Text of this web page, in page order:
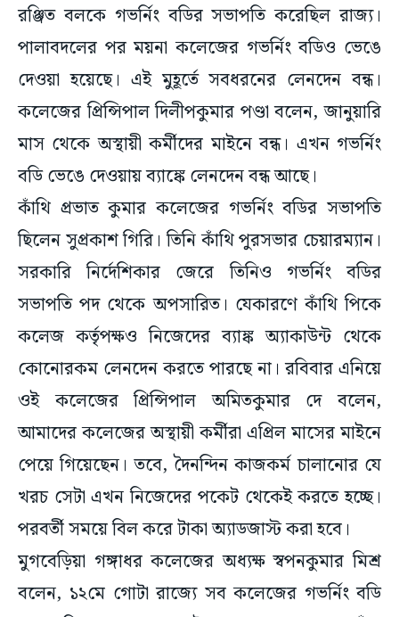
রঞ্জিত বলকে গভর্নিং বডির সভাপতি করেছিল রাজ্য।
পালাবদলের পর ময়না কলেজের গভর্নিং বডিও ভেঙে
দেওয়া হয়েছে। এই মুহূর্তে সবধরনের লেনদেন বন্ধ।
কলেজের প্রিন্সিপাল দিলীপকুমার পণ্ডা বলেন, জানুয়ারি
মাস থেকে অস্থায়ী কর্মীদের মাইনে বন্ধ। এখন গভর্নিং
বডি ভেঙে দেওয়ায় ব্যাঙ্কে লেনদেন বন্ধ আছে।
কাঁথি প্রভাত কুমার কলেজের গভর্নিং বডির সভাপতি
ছিলেন সুপ্রকাশ গিরি। তিনি কাঁথি পুরসভার চেয়ারম্যান।
সরকারি নির্দেশিকার জেরে তিনিও গভর্নিং বডির
সভাপতি পদ থেকে অপসারিত। যেকারণে কাঁথি পিকে
কলেজ কর্তৃপক্ষও নিজেদের ব্যাঙ্ক অ্যাকাউন্ট থেকে
কোনোরকম লেনদেন করতে পারছে না। রবিবার এনিয়ে
ওই কলেজের প্রিন্সিপাল অমিতকুমার দে বলেন,
আমাদের কলেজের অস্থায়ী কর্মীরা এপ্রিল মাসের মাইনে
পেয়ে গিয়েছেন। তবে, দৈনন্দিন কাজকর্ম চালানোর যে
খরচ সেটা এখন নিজেদের পকেট থেকেই করতে হচ্ছে।
পরবর্তী সময়ে বিল করে টাকা অ্যাডজাস্ট করা হবে।
মুগবেড়িয়া গঙ্গাধর কলেজের অধ্যক্ষ স্বপনকুমার মিশ্র
বলেন, ১২মে গোটা রাজ্যে সব কলেজের গভর্নিং বডি